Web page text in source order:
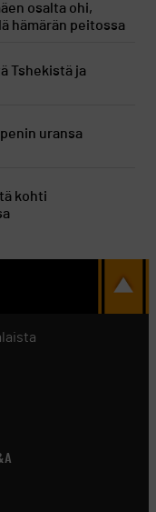
osalta ohi,
hämärän peitossa
Tshekistä ja
uransa
kohti